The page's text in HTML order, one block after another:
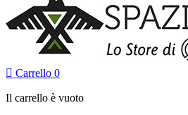
 Carrello 0
Il carrello è vuoto